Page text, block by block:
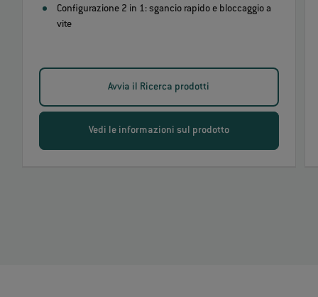
Configurazione 2 in 1: sgancio rapido e bloccaggio a
vite
Avvia il Ricerca prodotti
Vedi le informazioni sul prodotto